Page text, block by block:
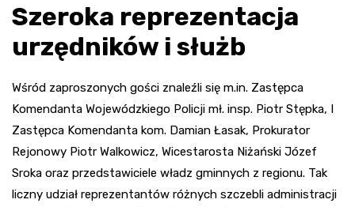
Szeroka reprezentacja
urzędników i służb
Wśród zaproszonych gości znaleźli się m.in. Zastępca
Komendanta Wojewódzkiego Policji mł. insp. Piotr Stępka, I
Zastępca Komendanta kom. Damian Łasak, Prokurator
Rejonowy Piotr Walkowicz, Wicestarosta Niżański Józef
Sroka oraz przedstawiciele władz gminnych z regionu. Tak
liczny udział reprezentantów różnych szczebli administracji